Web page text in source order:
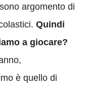
argomento di
Quindi
a giocare?
è quello di